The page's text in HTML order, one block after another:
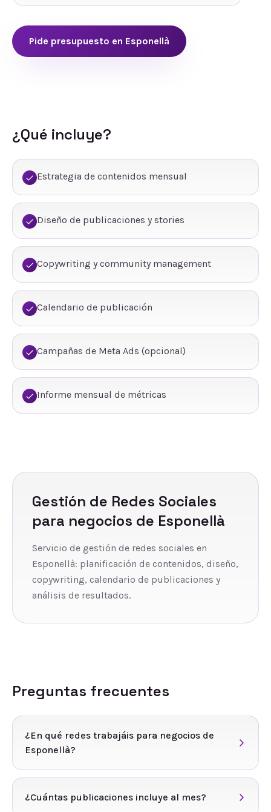
Pide presupuesto en Esponellà
¿Qué incluye?
Estrategia de contenidos mensual
Diseño de publicaciones y stories
Copywriting y community management
Calendario de publicación
Campañas de Meta Ads (opcional)
Informe mensual de métricas
Gestión de Redes Sociales
para negocios de Esponellà
Servicio de gestión de redes sociales en
Esponellà: planificación de contenidos, diseño,
copywriting, calendario de publicaciones y
análisis de resultados.
Preguntas frecuentes
¿En qué redes trabajáis para negocios de
Esponellà?
¿Cuántas publicaciones incluye al mes?